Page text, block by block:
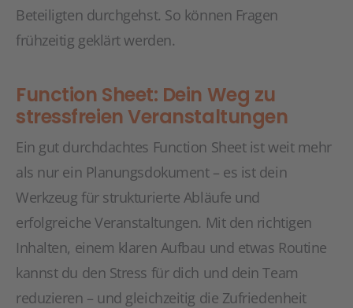
Beteiligten durchgehst. So können Fragen
frühzeitig geklärt werden.
Function Sheet: Dein Weg zu
stressfreien Veranstaltungen
Ein gut durchdachtes Function Sheet ist weit mehr
als nur ein Planungsdokument – es ist dein
Werkzeug für strukturierte Abläufe und
erfolgreiche Veranstaltungen. Mit den richtigen
Inhalten, einem klaren Aufbau und etwas Routine
kannst du den Stress für dich und dein Team
reduzieren – und gleichzeitig die Zufriedenheit